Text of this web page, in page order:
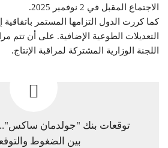
الاجتماع المقبل في 2 نوفمبر 2025.
كما كررت الدول التزامها المستمر
التعديلات الطوعية الإضافية. على أن تتم
اللجنة الوزارية المشتركة لمراقبة الإنتاج.
توقعات بنك "جولدمان
بين الضغوط